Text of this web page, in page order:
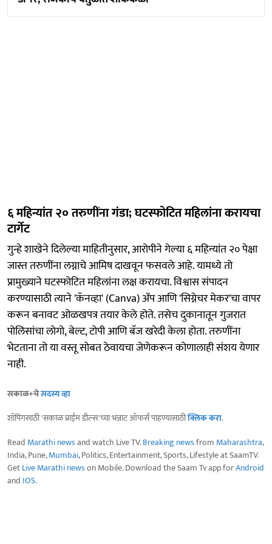
६ महिन्यांत २० तरुणींना गंडा; घटस्फोटित महिलांना करायचा
टार्गेट
गुन्हे शाखेने दिलेल्या माहितीनुसार, आरोपीने गेल्या ६ महिन्यांत २० पेक्षा
जास्त तरुणींना लग्नाचे आमिष दाखवून फसवले आहे. यामध्ये तो
प्रामुख्याने घटस्फोटित महिलांना लक्ष करायचा. विश्वास संपादन
करण्यासाठी त्याने 'कॅनव्हा' (Canva) ॲप आणि 'सिग्नेचर मेकर'चा वापर
करून बनावट ओळखपत्र तयार केले होते. तसेच दुकानातून गुजरात
पोलिसांचा लोगो, बेल्ट, टोपी आणि बॅज खरेदी केला होता. तरुणींना
भेटताना तो या वस्तू सोबत ठेवायचा जेणेकरून कोणालाही संशय येणार
नाही.
सकाळ+चेसदस्य व्हा
शॉपिंगसाठी 'सकाळ प्राईम डील्स'च्या भन्नाट ऑफर्स पाहण्यासाठीक्लिक करा.
Read Marathi newsand watch Live TV.Breaking newsfrom Maharashtra,
India, Pune,Mumbai, Politics, Entertainment, Sports, Lifestyle at SaamTV.
GetLive Marathi newson Mobile. Download the Saam Tv app forAndroid
and IOS.